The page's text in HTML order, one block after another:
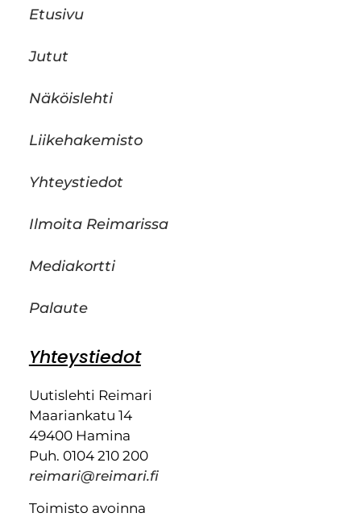
Etusivu
Jutut
Näköislehti
Liikehakemisto
Yhteystiedot
Ilmoita Reimarissa
Mediakortti
Palaute
Yhteystiedot
Uutislehti Reimari
Maariankatu 14
49400 Hamina
Puh. 0104 210 200
reimari@reimari.fi
Toimisto avoinna